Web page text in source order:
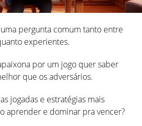
É nesse momento que você deve
mesa.
um adversário passa a vez ou
um jogo mano-a-mano, isso
fundamental para bloquear
no dominó com mais
jogos para Dia dos
é bem verdade que os melhores
vêm embrulhados.
pergunta comum tanto entre
experientes.
por um jogo quer saber
que os adversários.
jogadas e estratégias mais
aprender e dominar pra vencer?